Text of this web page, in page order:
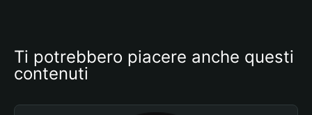
Ti potrebbero piacere anche questi
contenuti